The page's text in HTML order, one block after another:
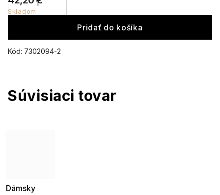
Kód: 7302094-2
Skladom
Pridať do košíka
Súvisiaci tovar
Dámsky